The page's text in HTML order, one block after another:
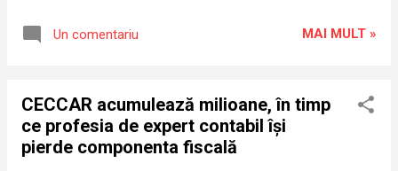
repetitiv și insuficient explicat, întrebarea nu
Consiliului superior. Aceștia nu pot accepta
prezentării publice a regulamentului actual de
stagiu avizat și publicat potrivit legii. Dacă
regulamentul există, acesta trebuie publicat
Un comentariu MAI MULT »
CECCAR acumulează milioane, în timp
ce profesia de expert contabil își
pierde componenta fiscală